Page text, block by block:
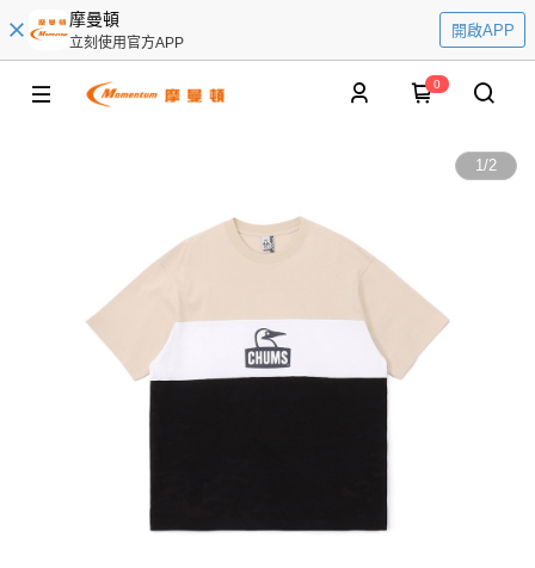
摩曼頓
立刻使用官方APP
開啟APP
0
1/2